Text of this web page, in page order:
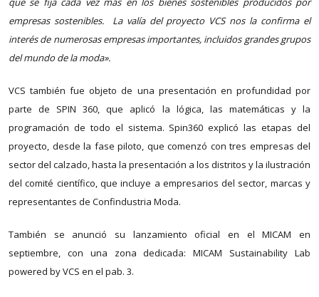
empresas sostenibles. La valía del proyecto VCS nos la confirma el
interés de numerosas empresas importantes, incluidos grandes grupos
del mundo de la moda».
VCS también fue objeto de una presentación en profundidad por
parte de SPIN 360, que aplicó la lógica, las matemáticas y la
programación de todo el sistema. Spin360 explicó las etapas del
proyecto, desde la fase piloto, que comenzó con tres empresas del
sector del calzado, hasta la presentación a los distritos y la ilustración
del comité científico, que incluye a empresarios del sector, marcas y
representantes de Confindustria Moda.
También se anunció su lanzamiento oficial en el MICAM en
septiembre, con una zona dedicada: MICAM Sustainability Lab
powered by VCS en el pab. 3.